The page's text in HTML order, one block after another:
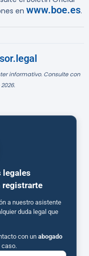
en www.boe.es.
informativo. Consulte con
legales
registrarte
a nuestro asistente
duda legal que
con un abogado